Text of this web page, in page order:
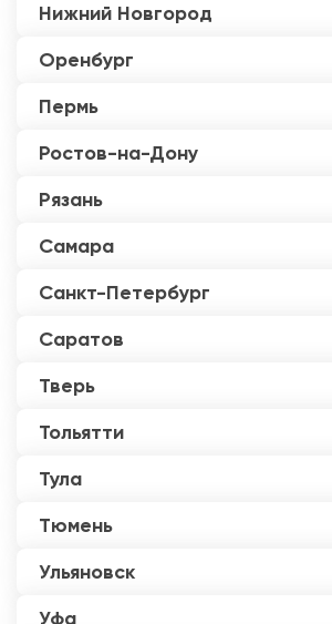
Нижний Новгород
Оренбург
Пермь
Ростов-на-Дону
Рязань
Самара
Санкт-Петербург
Саратов
Тверь
Тольятти
Тула
Тюмень
Ульяновск
Уфа